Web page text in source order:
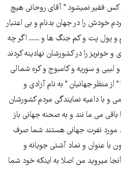
کس فقیر نمیشود " آقای روحانی هیچ
خودش را در جهان بدنام و بی اعتبار
و پول پت و کم جنگ ها و ..... اگر چه
خونریز را در کشورشان نهادینه کردند
لیبی و سوریه و کامبوج و کره شمالی
منظر جهانیان " به نام آزادی و
با داعیه نمایندگی مردم کشورشان
باقی می ما نند و به صحنه جهانی باز
مورد نفرت جهانی هستند شما صرف
با عنوان و نماد آشتی جویانه و
آنجا میروید من اصلا به اینکه خود شما